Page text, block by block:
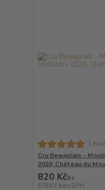
1
Cru Beaujolais -
2020, Château du
820 Kč/ks
678 Kč bez DPH